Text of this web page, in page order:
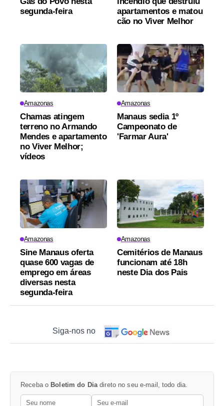
segunda-feira
apartamentos e matou
cão no Viver Melhor
Amazonas
Chamas atingem
terreno no Armando
Mendes e apartamento
no Viver Melhor;
vídeos
Amazonas
Manaus sedia 1º
Campeonato de
'Farmar Aura'
Amazonas
Sine Manaus oferta
quase 600 vagas de
emprego em áreas
diversas nesta
segunda-feira
Amazonas
Cemitérios de Manaus
funcionam até 18h
neste Dia dos Pais
Siga-nos no
Receba o Boletim do Diadireto no seu e-mail, todo dia.